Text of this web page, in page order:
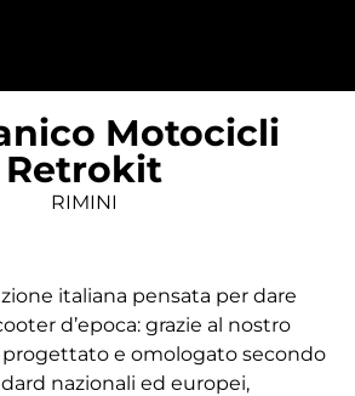
Motocicli
Retrokit
RIMINI
italiana pensata per dare
d’epoca: grazie al nostro
e omologato secondo
nazionali ed europei,